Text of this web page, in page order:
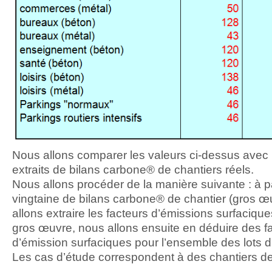
Nous allons comparer les valeurs ci-dessus avec
extraits de bilans carbone® de chantiers réels.
Nous allons procéder de la manière suivante : à
vingtaine de bilans carbone® de chantier (gros
allons extraire les facteurs d’émissions
gros œuvre, nous allons ensuite en déduire des
d’émission surfaciques pour l’ensemble des lots
Les cas d’étude correspondent à des chantiers